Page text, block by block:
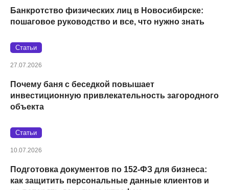
Банкротство физических лиц в Новосибирске:
пошаговое руководство и все, что нужно знать
Статьи
27.07.2026
Почему баня с беседкой повышает
инвестиционную привлекательность загородного
объекта
Статьи
10.07.2026
Подготовка документов по 152‑ФЗ для бизнеса:
как защитить персональные данные клиентов и